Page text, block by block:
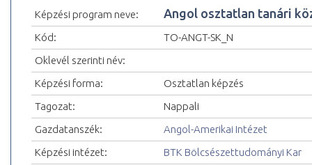
Képzési program neve: Angol osztatlan tanári
Kód:
TO-ANGT-SK_N
Oklevél szerinti név:
Képzési forma:
Osztatlan képzés
Tagozat:
Nappali
Gazdatanszék:
Angol-Amerikai Intézet
Képzési intézet:
BTK Bölcsészettudományi Kar